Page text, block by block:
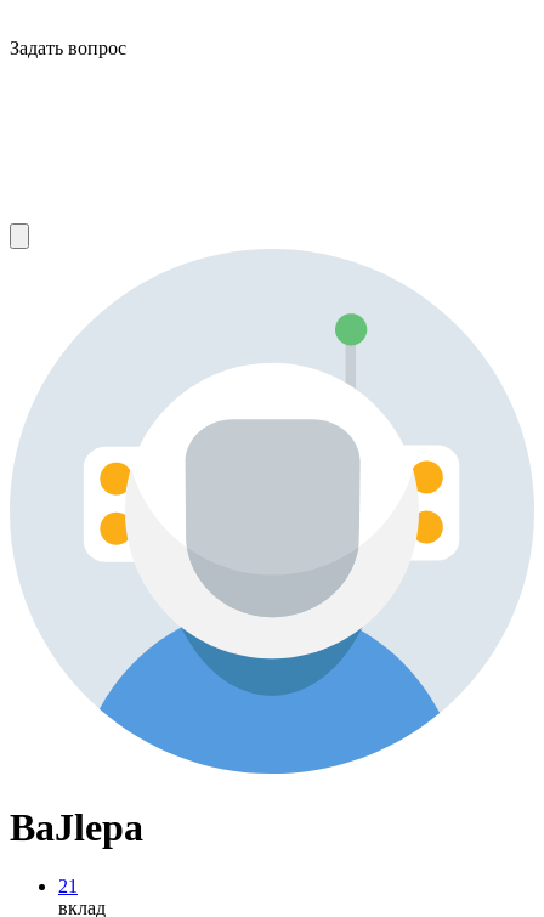
Задать вопрос
BaJlepa
21
вклад